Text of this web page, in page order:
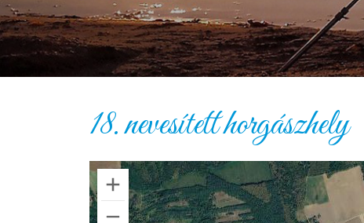
18. nevesített horgászhely